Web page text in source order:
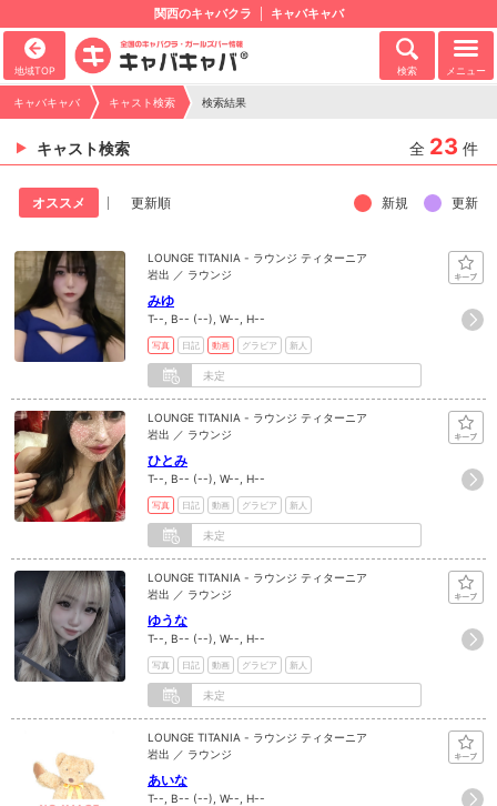
関西のキャバクラ キャバキャバ
地域TOP 検索 メニュー
キャバキャバ キャスト検索 検索結果
キャスト検索 全 23 件
オススメ 更新順 新規 更新
LOUNGE TITANIA - ラウンジ ティターニア
岩出 ／ ラウンジ
みゆ
T--, B-- (--), W--, H--
写真 日記 動画 グラビア 新人
未定
LOUNGE TITANIA - ラウンジ ティターニア
岩出 ／ ラウンジ
ひとみ
T--, B-- (--), W--, H--
写真 日記 動画 グラビア 新人
未定
LOUNGE TITANIA - ラウンジ ティターニア
岩出 ／ ラウンジ
ゆうな
T--, B-- (--), W--, H--
写真 日記 動画 グラビア 新人
未定
LOUNGE TITANIA - ラウンジ ティターニア
岩出 ／ ラウンジ
あいな
T--, B-- (--), W--, H--